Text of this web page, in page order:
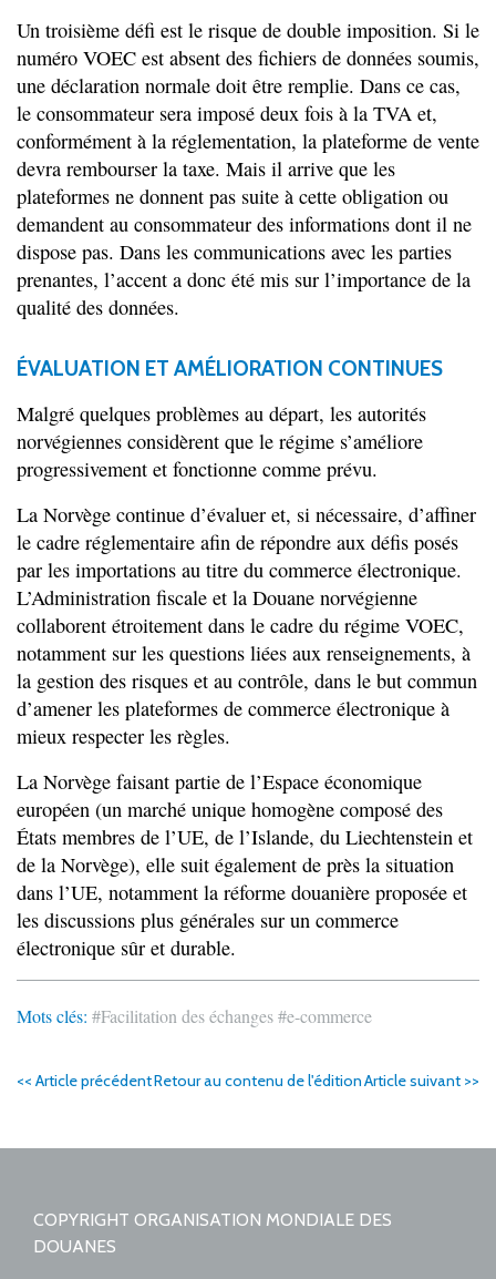
Un troisième défi est le risque de double imposition. Si le
numéro VOEC est absent des fichiers de données soumis,
une déclaration normale doit être remplie. Dans ce cas,
le consommateur sera imposé deux fois à la TVA et,
conformément à la réglementation, la plateforme de vente
devra rembourser la taxe. Mais il arrive que les
plateformes ne donnent pas suite à cette obligation ou
demandent au consommateur des informations dont il ne
dispose pas. Dans les communications avec les parties
prenantes, l’accent a donc été mis sur l’importance de la
qualité des données.
ÉVALUATION ET AMÉLIORATION CONTINUES
Malgré quelques problèmes au départ, les autorités
norvégiennes considèrent que le régime s’améliore
progressivement et fonctionne comme prévu.
La Norvège continue d’évaluer et, si nécessaire, d’affiner
le cadre réglementaire afin de répondre aux défis posés
par les importations au titre du commerce électronique.
L’Administration fiscale et la Douane norvégienne
collaborent étroitement dans le cadre du régime VOEC,
notamment sur les questions liées aux renseignements, à
la gestion des risques et au contrôle, dans le but commun
d’amener les plateformes de commerce électronique à
mieux respecter les règles.
La Norvège faisant partie de l’Espace économique
européen (un marché unique homogène composé des
États membres de l’UE, de l’Islande, du Liechtenstein et
de la Norvège), elle suit également de près la situation
dans l’UE, notamment la réforme douanière proposée et
les discussions plus générales sur un commerce
électronique sûr et durable.
Mots clés: #Facilitation des échanges#e-commerce
<< Article précédentRetour au contenu de l'éditionArticle suivant >>
COPYRIGHT ORGANISATION MONDIALE DES
DOUANES